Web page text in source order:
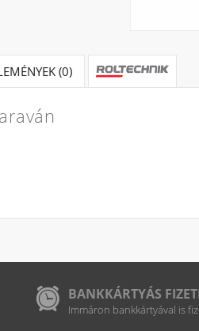
(0)
BANKKÁRTYÁS
Immáron bankkártyával is